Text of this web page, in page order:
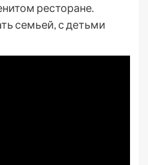
ресторане.
семьей, с детьми